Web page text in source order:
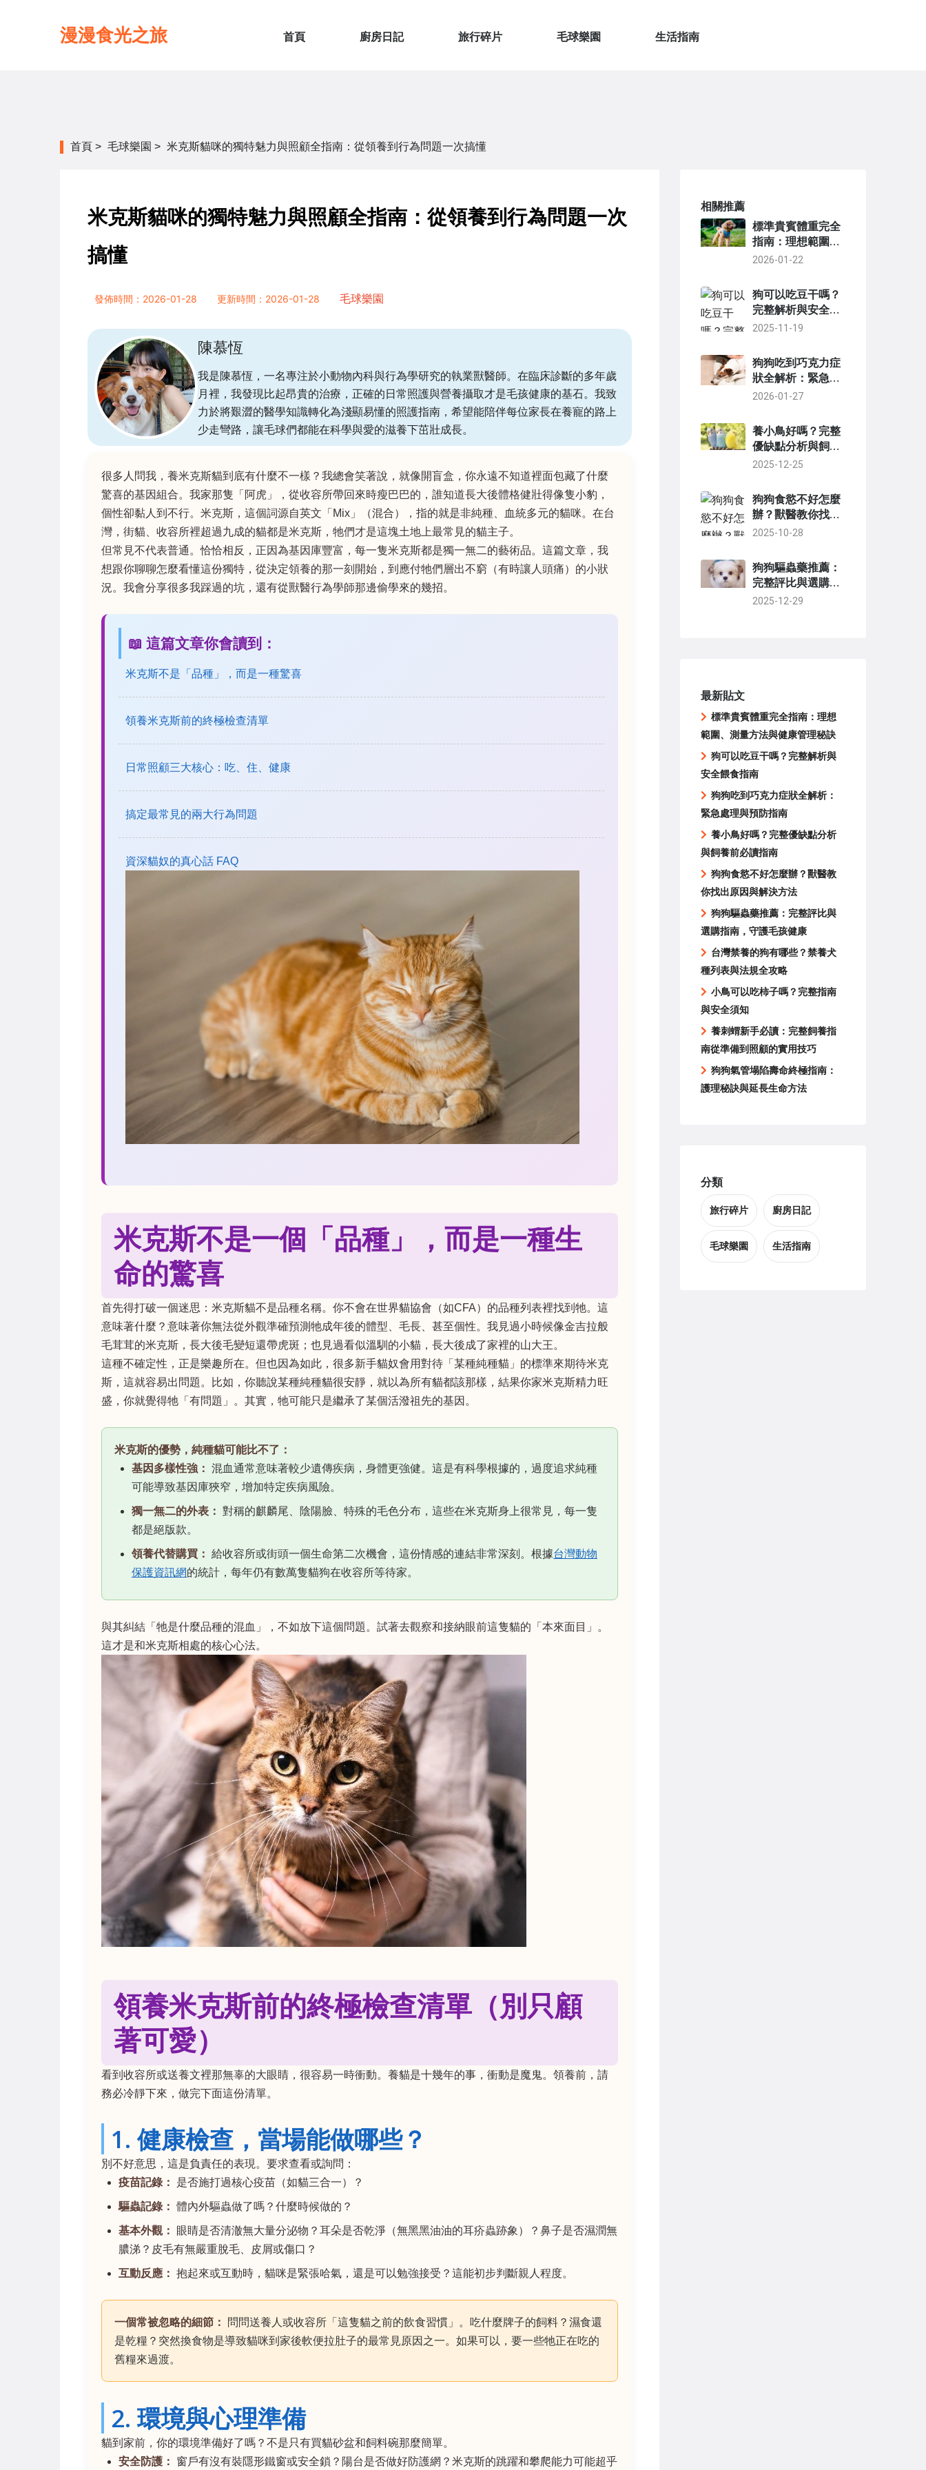
漫漫食光之旅 首頁 廚房日記 旅行碎片 毛球樂園 生活指南
首頁 > 毛球樂園 > 米克斯貓咪的獨特魅力與照顧全指南：從領養到行為問題一次搞懂
米克斯貓咪的獨特魅力與照顧全指南：從領養到行為問題一次
搞懂
發佈時間：2026-01-28 更新時間：2026-01-28 毛球樂園
陳慕恆
我是陳慕恆，一名專注於小動物內科與行為學研究的執業獸醫師。在臨床診斷的多年歲
月裡，我發現比起昂貴的治療，正確的日常照護與營養攝取才是毛孩健康的基石。我致
力於將艱澀的醫學知識轉化為淺顯易懂的照護指南，希望能陪伴每位家長在養寵的路上
少走彎路，讓毛球們都能在科學與愛的滋養下茁壯成長。
很多人問我，養米克斯貓到底有什麼不一樣？我總會笑著說，就像開盲盒，你永遠不知道裡面包藏了什麼
驚喜的基因組合。我家那隻「阿虎」，從收容所帶回來時瘦巴巴的，誰知道長大後體格健壯得像隻小豹，
個性卻黏人到不行。米克斯，這個詞源自英文「Mix」（混合），指的就是非純種、血統多元的貓咪。在台
灣，街貓、收容所裡超過九成的貓都是米克斯，牠們才是這塊土地上最常見的貓主子。
但常見不代表普通。恰恰相反，正因為基因庫豐富，每一隻米克斯都是獨一無二的藝術品。這篇文章，我
想跟你聊聊怎麼看懂這份獨特，從決定領養的那一刻開始，到應付牠們層出不窮（有時讓人頭痛）的小狀
況。我會分享很多我踩過的坑，還有從獸醫行為學師那邊偷學來的幾招。
📖 這篇文章你會讀到：
米克斯不是「品種」，而是一種驚喜
領養米克斯前的終極檢查清單
日常照顧三大核心：吃、住、健康
搞定最常見的兩大行為問題
資深貓奴的真心話 FAQ
米克斯不是一個「品種」，而是一種生
命的驚喜
首先得打破一個迷思：米克斯貓不是品種名稱。你不會在世界貓協會（如CFA）的品種列表裡找到牠。這
意味著什麼？意味著你無法從外觀準確預測牠成年後的體型、毛長、甚至個性。我見過小時候像金吉拉般
毛茸茸的米克斯，長大後毛變短還帶虎斑；也見過看似溫馴的小貓，長大後成了家裡的山大王。
這種不確定性，正是樂趣所在。但也因為如此，很多新手貓奴會用對待「某種純種貓」的標準來期待米克
斯，這就容易出問題。比如，你聽說某種純種貓很安靜，就以為所有貓都該那樣，結果你家米克斯精力旺
盛，你就覺得牠「有問題」。其實，牠可能只是繼承了某個活潑祖先的基因。
米克斯的優勢，純種貓可能比不了：
基因多樣性強： 混血通常意味著較少遺傳疾病，身體更強健。這是有科學根據的，過度追求純種
可能導致基因庫狹窄，增加特定疾病風險。
獨一無二的外表： 對稱的麒麟尾、陰陽臉、特殊的毛色分布，這些在米克斯身上很常見，每一隻
都是絕版款。
領養代替購買： 給收容所或街頭一個生命第二次機會，這份情感的連結非常深刻。根據台灣動物
保護資訊網的統計，每年仍有數萬隻貓狗在收容所等待家。
與其糾結「牠是什麼品種的混血」，不如放下這個問題。試著去觀察和接納眼前這隻貓的「本來面目」。
這才是和米克斯相處的核心心法。
領養米克斯前的終極檢查清單（別只顧
著可愛）
看到收容所或送養文裡那無辜的大眼睛，很容易一時衝動。養貓是十幾年的事，衝動是魔鬼。領養前，請
務必冷靜下來，做完下面這份清單。
1. 健康檢查，當場能做哪些？
別不好意思，這是負責任的表現。要求查看或詢問：
疫苗記錄：
是否施打過核心疫苗（如貓三合一）？
驅蟲記錄： 體內外驅蟲做了嗎？什麼時候做的？
基本外觀：
眼睛是否清澈無大量分泌物？耳朵是否乾淨（無黑黑油油的耳疥蟲跡象）？鼻子是否濕潤無
膿涕？皮毛有無嚴重脫毛、皮屑或傷口？
互動反應： 抱起來或互動時，貓咪是緊張哈氣，還是可以勉強接受？這能初步判斷親人程度。
一個常被忽略的細節：
問問送養人或收容所「這隻貓之前的飲食習慣」。吃什麼牌子的飼料？濕食還
是乾糧？突然換食物是導致貓咪到家後軟便拉肚子的最常見原因之一。如果可以，要一些牠正在吃的
舊糧來過渡。
2. 環境與心理準備
貓到家前，你的環境準備好了嗎？不是只有買貓砂盆和飼料碗那麼簡單。
安全防護：
窗戶有沒有裝隱形鐵窗或安全鎖？陽台是否做好防護網？米克斯的跳躍和攀爬能力可能超乎
相關推薦
標準貴賓體重完全
指南：理想範圍、
測量方法與健康管
2026-01-22
狗可以吃豆干嗎？
完整解析與安全餵
食指南
2025-11-19
狗狗吃到巧克力症
狀全解析：緊急處
理與預防指南
2026-01-27
養小鳥好嗎？完整
優缺點分析與飼養
前必讀指南
2025-12-25
狗狗食慾不好怎麼
辦？獸醫教你找出
原因與解決方法
2025-10-28
狗狗驅蟲藥推薦：
完整評比與選購指
南，守護毛孩健康
2025-12-29
最新貼文
標準貴賓體重完全指南：理想
範圍、測量方法與健康管理秘訣
狗可以吃豆干嗎？完整解析與
安全餵食指南
狗狗吃到巧克力症狀全解析：
緊急處理與預防指南
養小鳥好嗎？完整優缺點分析
與飼養前必讀指南
狗狗食慾不好怎麼辦？獸醫教
你找出原因與解決方法
狗狗驅蟲藥推薦：完整評比與
選購指南，守護毛孩健康
台灣禁養的狗有哪些？禁養犬
種列表與法規全攻略
小鳥可以吃柿子嗎？完整指南
與安全須知
養刺蝟新手必讀：完整飼養指
南從準備到照顧的實用技巧
狗狗氣管塌陷壽命終極指南：
護理秘訣與延長生命方法
分類
旅行碎片 廚房日記
毛球樂園 生活指南